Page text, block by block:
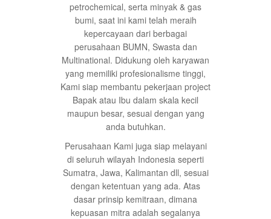
petrochemical, serta minyak & gas
bumi, saat ini kami telah meraih
kepercayaan dari berbagai
perusahaan BUMN, Swasta dan
Multinational. Didukung oleh karyawan
yang memiliki profesionalisme tinggi,
Kami siap membantu pekerjaan project
Bapak atau Ibu dalam skala kecil
maupun besar, sesuai dengan yang
anda butuhkan.
Perusahaan Kami juga siap melayani
di seluruh wilayah Indonesia seperti
Sumatra, Jawa, Kalimantan dll, sesuai
dengan ketentuan yang ada. Atas
dasar prinsip kemitraan, dimana
kepuasan mitra adalah segalanya